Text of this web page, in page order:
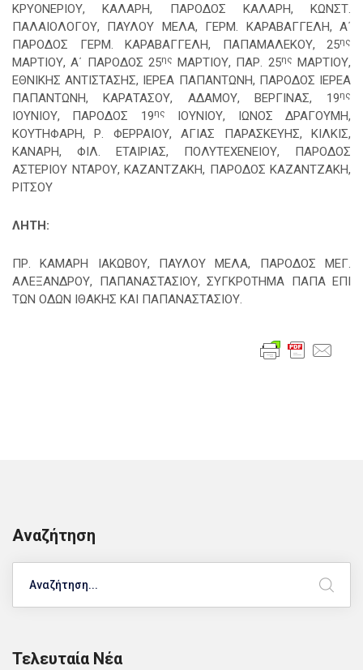
ΚΡΥΟΝΕΡΙΟΥ, ΚΑΛΑΡΗ, ΠΑΡΟΔΟΣ ΚΑΛΑΡΗ, ΚΩΝΣΤ.
ΠΑΛΑΙΟΛΟΓΟΥ, ΠΑΥΛΟΥ ΜΕΛΑ, ΓΕΡΜ. ΚΑΡΑΒΑΓΓΕΛΗ, Α΄
ΠΑΡΟΔΟΣ ΓΕΡΜ. ΚΑΡΑΒΑΓΓΕΛΗ, ΠΑΠΑΜΑΛΕΚΟΥ, 25ης
ΜΑΡΤΙΟΥ, Α΄ ΠΑΡΟΔΟΣ 25ης ΜΑΡΤΙΟΥ, ΠΑΡ. 25ης ΜΑΡΤΙΟΥ,
ΕΘΝΙΚΗΣ ΑΝΤΙΣΤΑΣΗΣ, ΙΕΡΕΑ ΠΑΠΑΝΤΩΝΗ, ΠΑΡΟΔΟΣ ΙΕΡΕΑ
ΠΑΠΑΝΤΩΝΗ, ΚΑΡΑΤΑΣΟΥ, ΑΔΑΜΟΥ, ΒΕΡΓΙΝΑΣ, 19ης
ΙΟΥΝΙΟΥ, ΠΑΡΟΔΟΣ 19ης
ΙΟΥΝΙΟΥ, ΙΩΝΟΣ ΔΡΑΓΟΥΜΗ,
ΚΟΥΤΗΦΑΡΗ, Ρ. ΦΕΡΡΑΙΟΥ, ΑΓΙΑΣ ΠΑΡΑΣΚΕΥΗΣ, ΚΙΛΚΙΣ,
ΚΑΝΑΡΗ, ΦΙΛ. ΕΤΑΙΡΙΑΣ, ΠΟΛΥΤΕΧΕΝΕΙΟΥ, ΠΑΡΟΔΟΣ
ΑΣΤΕΡΙΟΥ ΝΤΑΡΟΥ, ΚΑΖΑΝΤΖΑΚΗ, ΠΑΡΟΔΟΣ ΚΑΖΑΝΤΖΑΚΗ,
ΡΙΤΣΟΥ
ΛΗΤΗ:
ΠΡ. ΚΑΜΑΡΗ ΙΑΚΩΒΟΥ, ΠΑΥΛΟΥ ΜΕΛΑ, ΠΑΡΟΔΟΣ ΜΕΓ.
ΑΛΕΞΑΝΔΡΟΥ, ΠΑΠΑΝΑΣΤΑΣΙΟΥ, ΣΥΓΚΡΟΤΗΜΑ ΠΑΠΑ ΕΠΙ
ΤΩΝ ΟΔΩΝ ΙΘΑΚΗΣ ΚΑΙ ΠΑΠΑΝΑΣΤΑΣΙΟΥ.
Αναζήτηση
Τελευταία Νέα